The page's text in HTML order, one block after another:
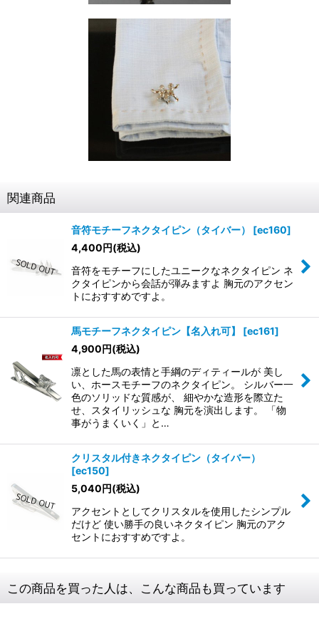
関連商品
音符モチーフネクタイピン（タイバー） [ec160]
4,400円(税込)
音符をモチーフにしたユニークなネクタイピン ネ
クタイピンから会話が弾みますよ 胸元のアクセン
トにおすすめですよ。
馬モチーフネクタイピン【名入れ可】 [ec161]
4,900円(税込)
凛とした馬の表情と手綱のディティールが 美し
い、ホースモチーフのネクタイピン。 シルバー一
色のソリッドな質感が、 細やかな造形を際立た
せ、スタイリッシュな 胸元を演出します。 「物
事がうまくいく」と…
クリスタル付きネクタイピン（タイバー）
[ec150]
5,040円(税込)
アクセントとしてクリスタルを使用したシンプル
だけど 使い勝手の良いネクタイピン 胸元のアク
セントにおすすめですよ。
この商品を買った人は、こんな商品も買っています